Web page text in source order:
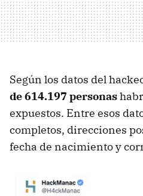
Según los datos del
de 614.197 personas
expuestos. Entre esos
completos, direcciones
fecha de nacimiento y